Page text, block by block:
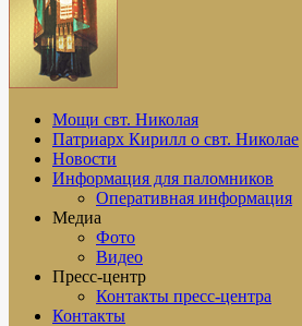
Мощи свт. Николая
Патриарх Кирилл о свт. Николае
Новости
Информация для паломников
Оперативная информация
Медиа
Фото
Видео
Пресс-центр
Контакты пресс-центра
Контакты